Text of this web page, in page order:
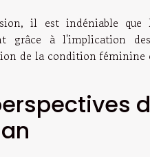
il est indéniable
grâce à l'implication
de la condition féminine